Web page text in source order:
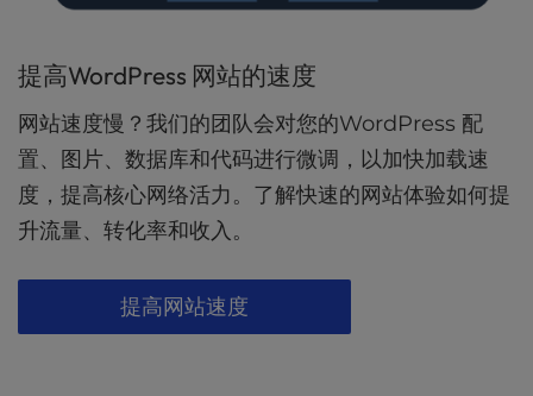
提高WordPress 网站的速度
网站速度慢？我们的团队会对您的WordPress 配
置、图片、数据库和代码进行微调，以加快加载速
度，提高核心网络活力。了解快速的网站体验如何提
升流量、转化率和收入。
提高网站速度